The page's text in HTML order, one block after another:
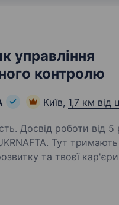
управління
контролю
Київ, 1,7 км від
Досвід роботи від 5
та твоєї
000+ свердловин,